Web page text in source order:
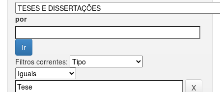
por
Filtros correntes: